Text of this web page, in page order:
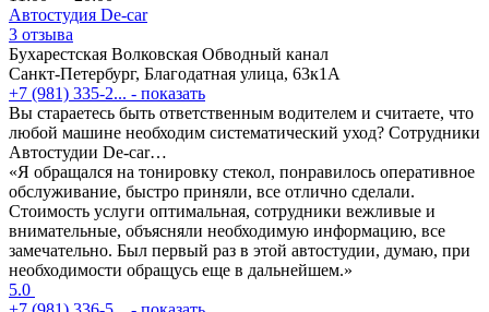
Автостудия De-car
3 отзыва
Бухарестская Волковская Обводный канал
Санкт-Петербург, Благодатная улица, 63к1А
+7 (981) 335-2... - показать
Вы стараетесь быть ответственным водителем и считаете, что
любой машине необходим систематический уход? Сотрудники
Автостудии De-car…
«Я обращался на тонировку стекол, понравилось оперативное
обслуживание, быстро приняли, все отлично сделали.
Стоимость услуги оптимальная, сотрудники вежливые и
внимательные, объясняли необходимую информацию, все
замечательно. Был первый раз в этой автостудии, думаю, при
необходимости обращусь еще в дальнейшем.»
5.0